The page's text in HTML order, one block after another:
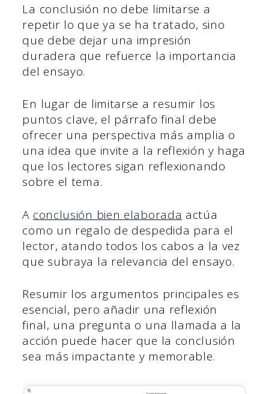
La conclusión no debe limitarse a
repetir lo que ya se ha tratado, sino
que debe dejar una impresión
duradera que refuerce la importancia
del ensayo.
En lugar de limitarse a resumir los
puntos clave, el párrafo final debe
ofrecer una perspectiva más amplia o
una idea que invite a la reflexión y haga
que los lectores sigan reflexionando
sobre el tema.
A conclusión bien elaborada actúa
como un regalo de despedida para el
lector, atando todos los cabos a la vez
que subraya la relevancia del ensayo.
Resumir los argumentos principales es
esencial, pero añadir una reflexión
final, una pregunta o una llamada a la
acción puede hacer que la conclusión
sea más impactante y memorable.